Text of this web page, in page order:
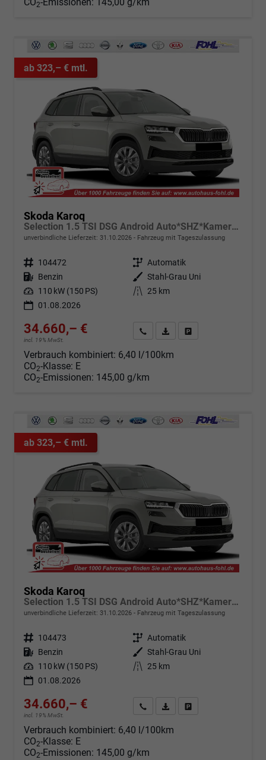
CO2-Emissionen: 145,00 g/km
ab 323,– € mtl.
Skoda Karoq
Selection 1.5 TSI DSG Android Auto*SHZ*Kamera*PDC v/h*Klimaauto*SUNSET*LED
unverbindliche Lieferzeit: 31.10.2026 Fahrzeug mit Tageszulassung
Fahrzeugnr. 104472 Getriebe Automatik
Kraftstoff Benzin Außenfarbe Stahl-Grau Uni
Leistung 110 kW (150 PS) Kilometerstand 25 km
01.08.2026
34.660,– €
incl. 19% MwSt.
Angebot anfordern
Fahrzeugexpose (PDF)
Verbrauch kombiniert: 6,40 l/100km
CO2-Klasse: E
CO2-Emissionen: 145,00 g/km
ab 323,– € mtl.
Skoda Karoq
Selection 1.5 TSI DSG Android Auto*SHZ*Kamera*PDC v/h*Klimaauto*SUNSET*LED
unverbindliche Lieferzeit: 31.10.2026 Fahrzeug mit Tageszulassung
Fahrzeugnr. 104473 Getriebe Automatik
Kraftstoff Benzin Außenfarbe Stahl-Grau Uni
Leistung 110 kW (150 PS) Kilometerstand 25 km
01.08.2026
34.660,– €
incl. 19% MwSt.
Angebot anfordern
Fahrzeugexpose (PDF)
Verbrauch kombiniert: 6,40 l/100km
CO2-Klasse: E
CO2-Emissionen: 145,00 g/km